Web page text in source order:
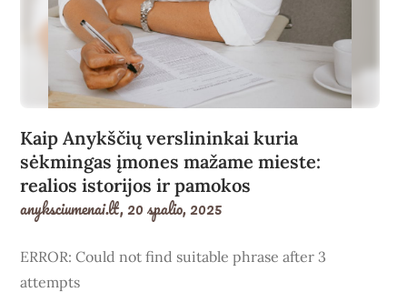
Kaip Anykščių verslininkai kuria
sėkmingas įmones mažame mieste:
realios istorijos ir pamokos
anyksciumenai.lt,20 spalio, 2025
ERROR: Could not find suitable phrase after 3
attempts